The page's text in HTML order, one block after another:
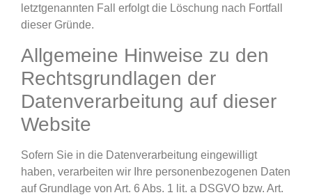
letztgenannten Fall erfolgt die Löschung nach Fortfall
dieser Gründe.
Allgemeine Hinweise zu den
Rechtsgrundlagen der
Datenverarbeitung auf dieser
Website
Sofern Sie in die Datenverarbeitung eingewilligt
haben, verarbeiten wir Ihre personenbezogenen Daten
auf Grundlage von Art. 6 Abs. 1 lit. a DSGVO bzw. Art.